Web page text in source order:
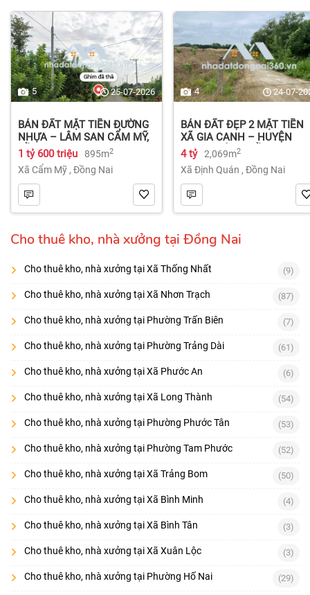
5 25-07-2026
BÁN ĐẤT MẶT TIỀN ĐƯỜNG
NHỰA – LÂM SAN CẨM MỸ,
ĐỒNG NAI.
1 tỷ 600 triệu 895m2
Xã Cẩm Mỹ , Đồng Nai
4 24-07-
BÁN ĐẤT ĐẸP 2 MẶT TIỀN
XÃ GIA CANH – HUYỆN
ĐỊNH QUÁN – ĐỒNG NAI dt
2.069m² 4 tỷ
4 tỷ 2,069m2
Xã Định Quán , Đồng Nai
Cho thuê kho, nhà xưởng tại Đồng Nai
Cho thuê kho, nhà xưởng tại Xã Thống Nhất (9)
Cho thuê kho, nhà xưởng tại Xã Nhơn Trạch (87)
Cho thuê kho, nhà xưởng tại Phường Trấn Biên (7)
Cho thuê kho, nhà xưởng tại Phường Trảng Dài (61)
Cho thuê kho, nhà xưởng tại Xã Phước An (6)
Cho thuê kho, nhà xưởng tại Xã Long Thành (54)
Cho thuê kho, nhà xưởng tại Phường Phước Tân (53)
Cho thuê kho, nhà xưởng tại Phường Tam Phước (52)
Cho thuê kho, nhà xưởng tại Xã Trảng Bom (50)
Cho thuê kho, nhà xưởng tại Xã Bình Minh (4)
Cho thuê kho, nhà xưởng tại Xã Bình Tân (3)
Cho thuê kho, nhà xưởng tại Xã Xuân Lộc (3)
Cho thuê kho, nhà xưởng tại Phường Hố Nai (29)